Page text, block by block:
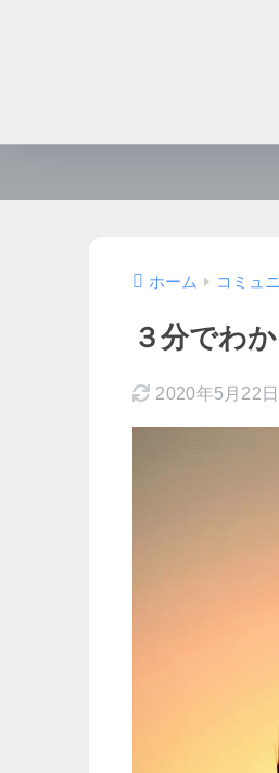
ホーム コミュ
３分でわ
2020年5月22日